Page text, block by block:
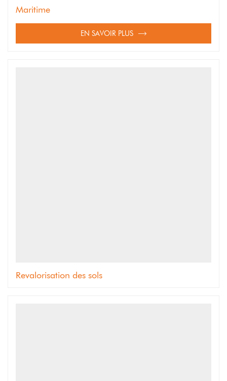
Maritime
EN SAVOIR PLUS
Revalorisation des sols